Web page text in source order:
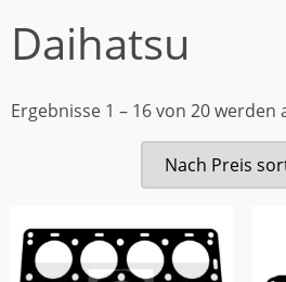
Daihatsu
Ergebnisse 1 – 16 von 20 werden